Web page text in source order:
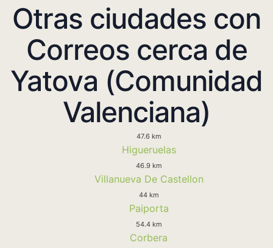
Otras ciudades con
Correos cerca de
Yatova (Comunidad
Valenciana)
47.6 km
Higueruelas
46.9 km
Villanueva De Castellon
44 km
Paiporta
54.4 km
Corbera